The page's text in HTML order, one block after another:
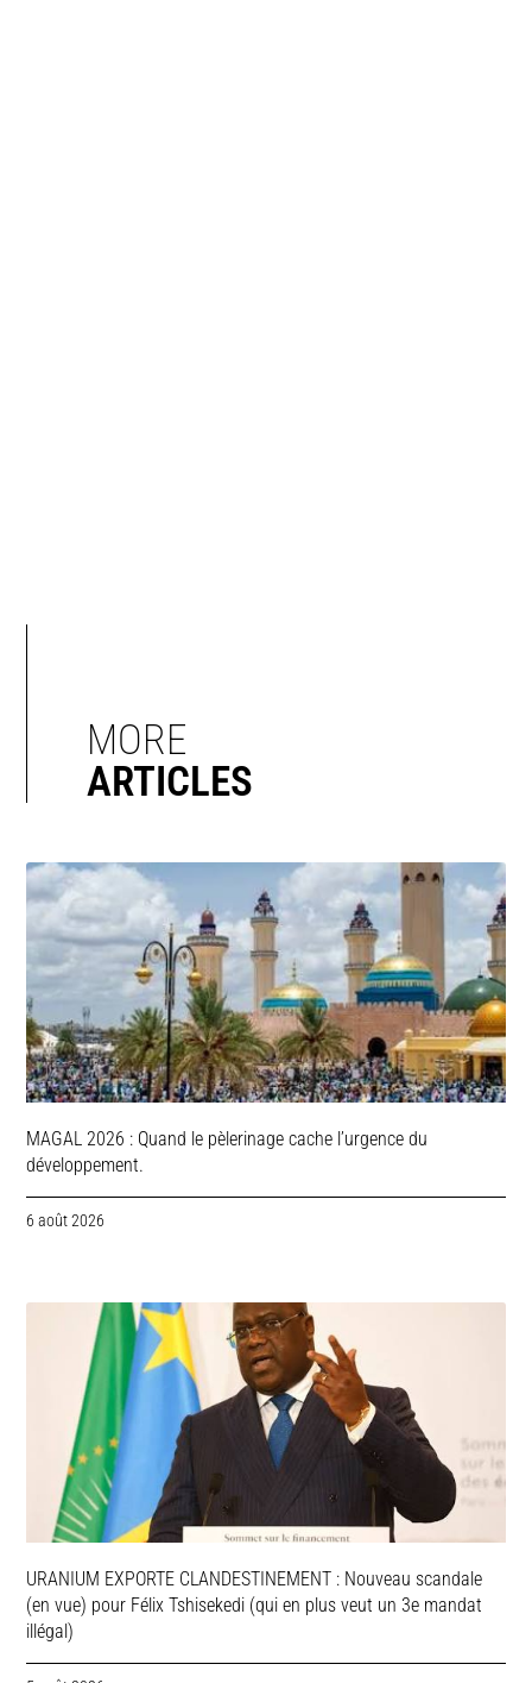
MORE
ARTICLES
MAGAL 2026 : Quand le pèlerinage cache l’urgence du
développement.
6 août 2026
URANIUM EXPORTE CLANDESTINEMENT : Nouveau scandale
(en vue) pour Félix Tshisekedi (qui en plus veut un 3e mandat
illégal)